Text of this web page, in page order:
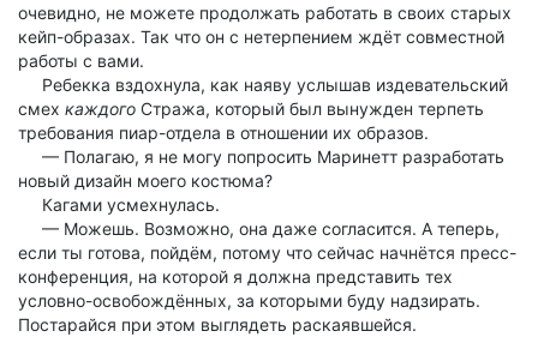
очевидно, не можете продолжать работать в своих старых
кейп-образах. Так что он с нетерпением ждёт совместной
работы с вами.
Ребекка вздохнула, как наяву услышав издевательский
смех каждого Стража, который был вынужден терпеть
требования пиар-отдела в отношении их образов.
— Полагаю, я не могу попросить Маринетт разработать
новый дизайн моего костюма?
Кагами усмехнулась.
— Можешь. Возможно, она даже согласится. А теперь,
если ты готова, пойдём, потому что сейчас начнётся пресс-
конференция, на которой я должна представить тех
условно-освобождённых, за которыми буду надзирать.
Постарайся при этом выглядеть раскаявшейся.